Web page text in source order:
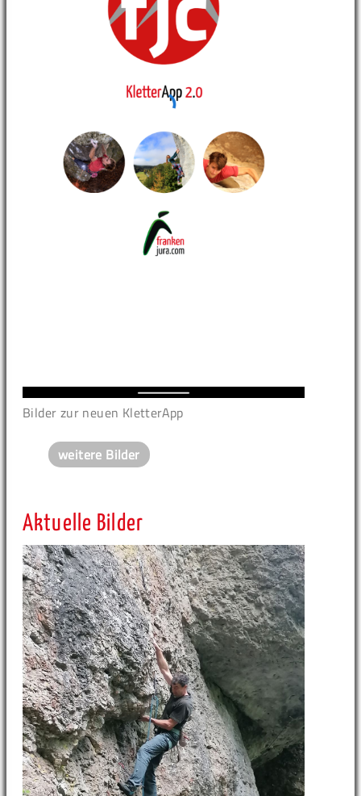
Bilder zur neuen KletterApp
weitere Bilder
Aktuelle Bilder